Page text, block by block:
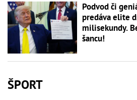
Podvod či
predáva elite
milisekundy.
šancu!
ŠPORT